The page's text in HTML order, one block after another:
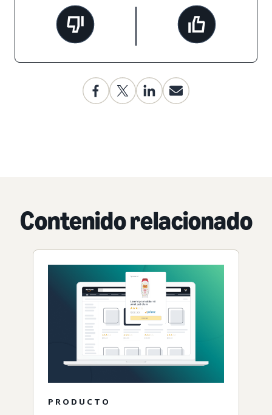
Contenido relacionado
PRODUCTO